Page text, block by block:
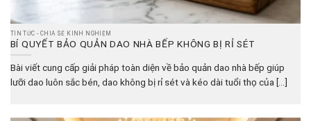
TIN TỨC - CHIA SẺ KINH NGHIỆM
BÍ QUYẾT BẢO QUẢN DAO NHÀ BẾP KHÔNG BỊ RỈ SÉT
Bài viết cung cấp giải pháp toàn diện về bảo quản dao nhà bếp giúp
lưỡi dao luôn sắc bén, dao không bị rỉ sét và kéo dài tuổi thọ của [...]